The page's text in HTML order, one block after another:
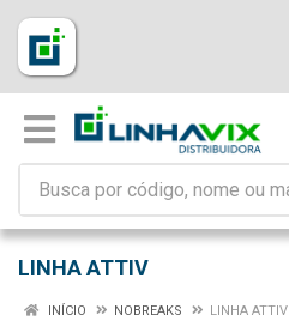
LINHA ATTIV
INÍCIO NOBREAKS LINHA ATTIV